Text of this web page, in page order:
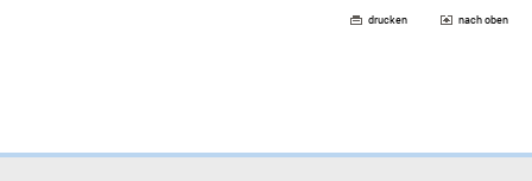
drucken nach oben